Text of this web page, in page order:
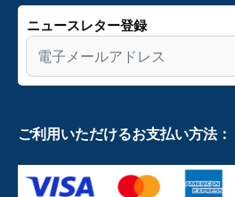
ニュースレター登録
ご利用いただけるお支払い方法：